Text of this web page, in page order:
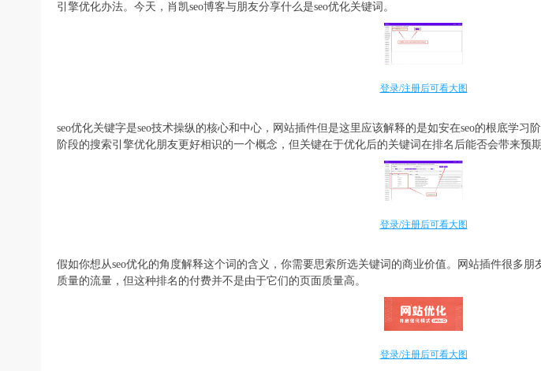
引擎优化办法。今天，肖凯seo博客与朋友分享什么是seo优化关键词。
登录/注册后可看大图
seo优化关键字是seo技术操纵的核心和中心，网站插件但是这里应该解释的是如安在seo的根底学
阶段的搜索引擎优化朋友更好相识的一个概念，但关键在于优化后的关键词在排名后能否会带来预期
登录/注册后可看大图
假如你想从seo优化的角度解释这个词的含义，你需要思索所选关键词的商业价值。网站插件很多
质量的流量，但这种排名的付费并不是由于它们的页面质量高。
登录/注册后可看大图